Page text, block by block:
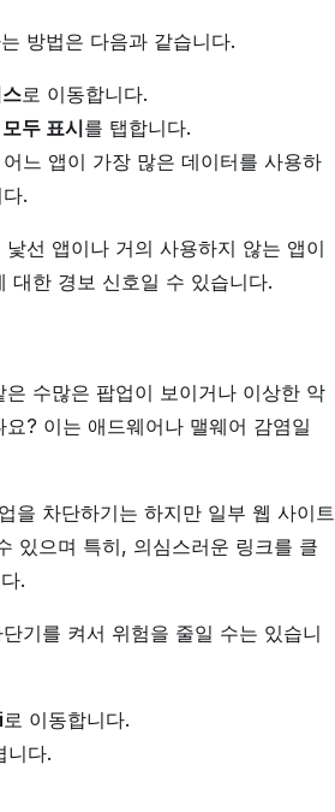
방법은 다음과 같습니다.
로 이동합니다.
모두 표시를 탭합니다.
느 앱이 가장 많은 데이터를 사용하
.
선 앱이나 거의 사용하지 않는 앱이
대한 경보 신호일 수 있습니다.
수많은 팝업이 보이거나 이상한 악
? 이는 애드웨어나 맬웨어 감염일
을 차단하기는 하지만 일부 웹 사이트
있으며 특히, 의심스러운 링크를 클
.
기를 켜서 위험을 줄일 수는 있습니
로 이동합니다.
니다.